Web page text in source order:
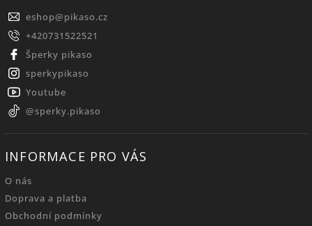
eshop@pikaso.cz
+420731522521
Šperky pikaso
sperkypikaso
Youtube
@sperky.pikaso
INFORMACE PRO VÁS
O nás
Doprava a platba
Obchodní podmínky